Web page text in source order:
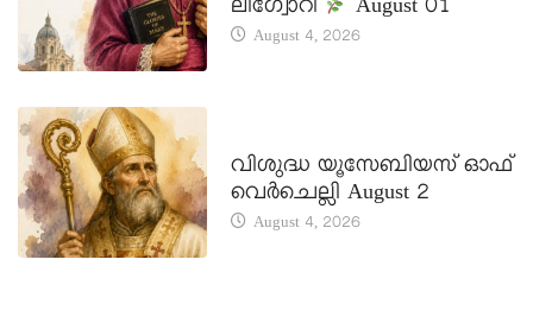
ലിഗ്വോറി
August 01
August 4, 2026
വിശുദ്ധ യൂസേബിയസ് ഓഫ്
വെർചെല്ലി August 2
August 4, 2026